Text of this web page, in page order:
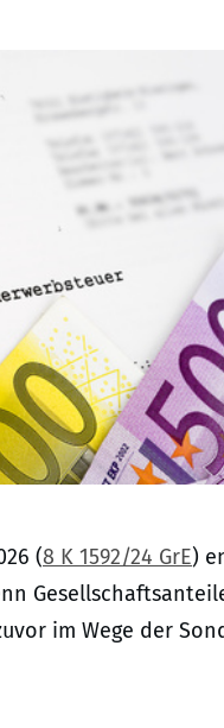
(8 K 1592/24 GrE)
im Wege der